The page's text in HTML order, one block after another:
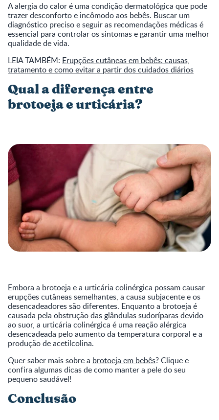
A alergia do calor é uma condição dermatológica que pode
trazer desconforto e incômodo aos bebês. Buscar um
diagnóstico preciso e seguir as recomendações médicas é
essencial para controlar os sintomas e garantir uma melhor
qualidade de vida.
LEIA TAMBÉM: Erupções cutâneas em bebês: causas,
tratamento e como evitar a partir dos cuidados diários
Qual a diferença entre
brotoeja e urticária?
Embora a brotoeja e a urticária colinérgica possam causar
erupções cutâneas semelhantes, a causa subjacente e os
desencadeadores são diferentes. Enquanto a brotoeja é
causada pela obstrução das glândulas sudoríparas devido
ao suor, a urticária colinérgica é uma reação alérgica
desencadeada pelo aumento da temperatura corporal e a
produção de acetilcolina.
Quer saber mais sobre a brotoeja em bebês? Clique e
confira algumas dicas de como manter a pele do seu
pequeno saudável!
Conclusão